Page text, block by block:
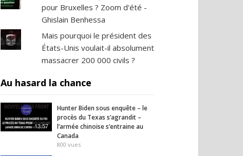
pour Bruxelles ? Zoom d'été -
Ghislain Benhessa
Mais pourquoi le président des
États-Unis voulait-il absolument
massacrer 200 000 civils ?
Au hasard la chance
13:57
Hunter Biden sous enquête – le
procès du Texas s’agrandit –
l’armée chinoise s’entraine au
Canada
800 vues